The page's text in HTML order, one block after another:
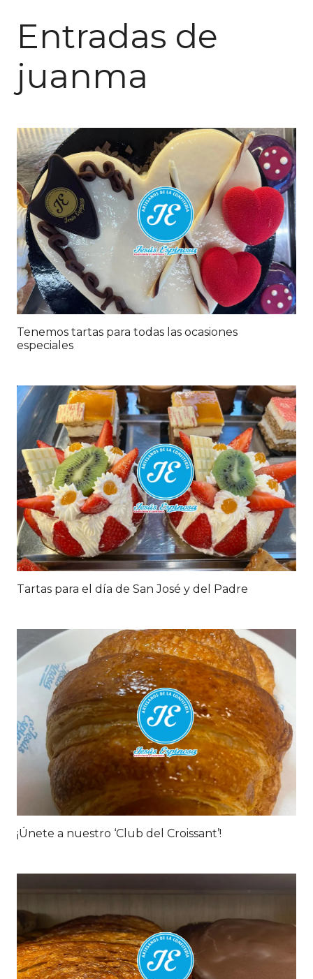
Entradas de
juanma
Tenemos tartas para todas las ocasiones
especiales
Tartas para el día de San José y del Padre
¡Únete a nuestro ‘Club del Croissant’!